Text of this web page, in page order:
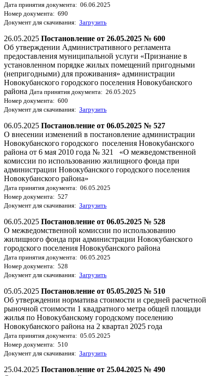
Дата принятия документа: 06.06.2025
Номер документа: 690
Документ для скачивания: Загрузить
26.05.2025 Постановление от 26.05.2025 № 600
Об утверждении Административного регламента
предоставления муниципальной услуги «Признание в
установленном порядке жилых помещений пригодными
(непригодными) для проживания» администрации
Новокубанского городского поселения Новокубанского
района Дата принятия документа: 26.05.2025
Номер документа: 600
Документ для скачивания: Загрузить
06.05.2025 Постановление от 06.05.2025 № 527
О внесении изменений в постановление администрации
Новокубанского городского поселения Новокубанского
района от 6 мая 2010 года № 321 «О межведомственной
комиссии по использованию жилищного фонда при
администрации Новокубанского городского поселения
Новокубанского района»
Дата принятия документа: 06.05.2025
Номер документа: 527
Документ для скачивания: Загрузить
06.05.2025 Постановление от 06.05.2025 № 528
О межведомственной комиссии по использованию
жилищного фонда при администрации Новокубанского
городского поселения Новокубанского района
Дата принятия документа: 06.05.2025
Номер документа: 528
Документ для скачивания: Загрузить
05.05.2025 Постановление от 05.05.2025 № 510
Об утверждении норматива стоимости и средней расчетной
рыночной стоимости 1 квадратного метра общей площади
жилья по Новокубанскому городскому поселению
Новокубанского района на 2 квартал 2025 года
Дата принятия документа: 05.05.2025
Номер документа: 510
Документ для скачивания: Загрузить
25.04.2025 Постановление от 25.04.2025 № 490